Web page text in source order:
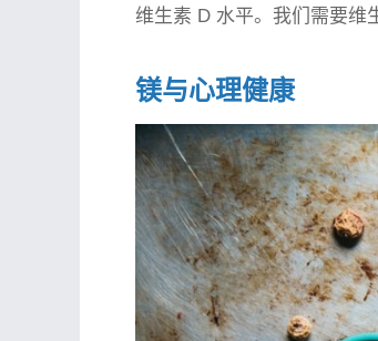
维生素 D 水平。我们需要维
镁与心理健康